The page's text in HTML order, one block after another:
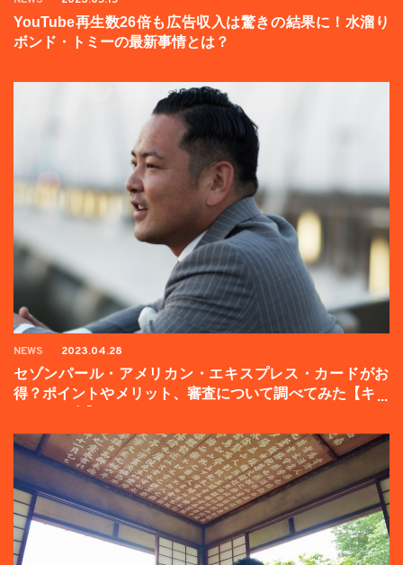
YouTube再生数26倍も広告収入は驚きの結果に！水溜り
ボンド・トミーの最新事情とは？
NEWS 2023.04.28
セゾンパール・アメリカン・エキスプレス・カードがお
得？ポイントやメリット、審査について調べてみた【キャ